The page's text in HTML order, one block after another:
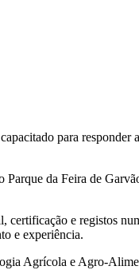
para responder
da Feira de
e registos
e experiência.
Agrícola e Agro-